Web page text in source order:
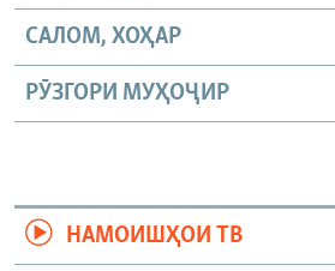
САЛОМ, ХОҲАР
РӮЗГОРИ МУҲОҶИР
НАМОИШҲОИ ТВ